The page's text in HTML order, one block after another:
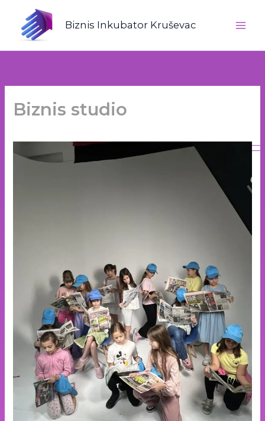
садржај
Biznis Inkubator Kruševac
Biznis studio